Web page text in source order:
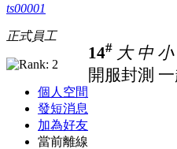
ts00001
正式員工
個人空間
發短消息
加為好友
當前離線
14# 大 中 小
開服封測